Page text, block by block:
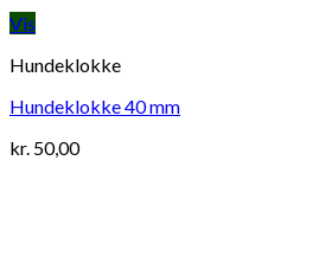
Vis
Hundeklokke
Hundeklokke 40 mm
kr. 50,00